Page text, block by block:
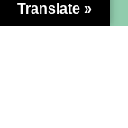
Translate »